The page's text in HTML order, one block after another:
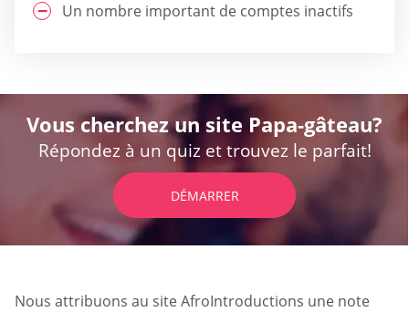
Un nombre important de comptes inactifs
Vous cherchez un site Papa-gâteau?
Répondez à un quiz et trouvez le parfait!
DÉMARRER
Nous attribuons au site AfroIntroductions une note